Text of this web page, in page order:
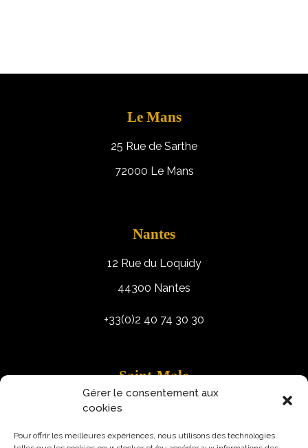
Gérer le consentement aux
cookies
Pour offrir les meilleures expériences, nous utilisons des technologies
Le Mans
25 Rue de Sarthe
72000 Le Mans
Nantes
12 Rue du Loquidy
44300 Nantes
+33(0)2 40 74 30 30
Saint-Malo
9 Rue Robert Schuman
35400 Saint-Malo